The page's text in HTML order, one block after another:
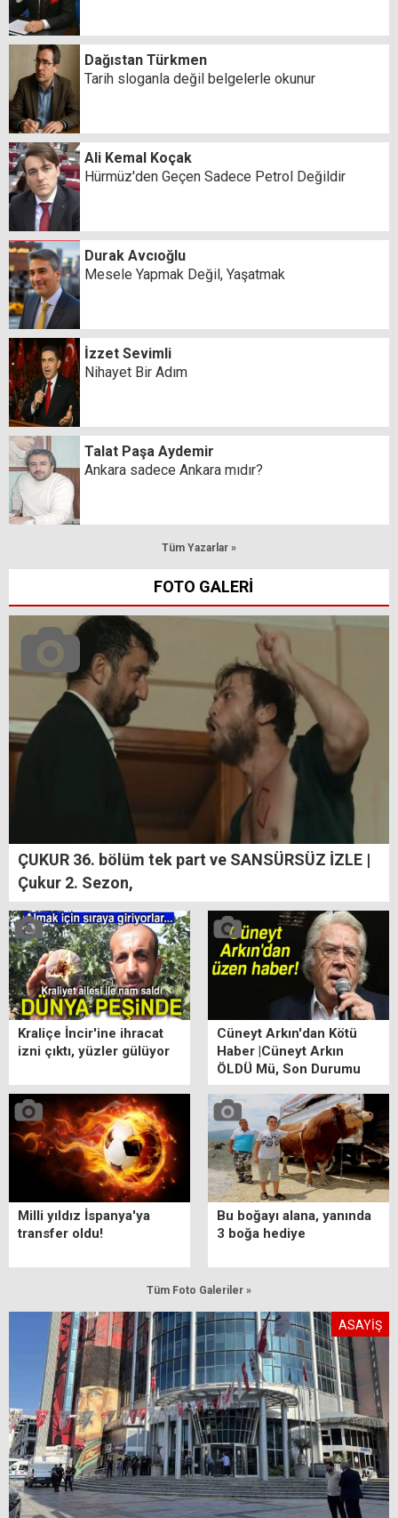
Dağıstan Türkmen
Tarih sloganla değil belgelerle okunur
Ali Kemal Koçak
Hürmüz'den Geçen Sadece Petrol Değildir
Durak Avcıoğlu
Mesele Yapmak Değil, Yaşatmak
İzzet Sevimli
Nihayet Bir Adım
Talat Paşa Aydemir
Ankara sadece Ankara mıdır?
Tüm Yazarlar »
FOTO GALERİ
ÇUKUR 36. bölüm tek part ve SANSÜRSÜZ İZLE |
Çukur 2. Sezon,
Kraliçe İncir'ine ihracat
izni çıktı, yüzler gülüyor
Cüneyt Arkın'dan Kötü
Haber |Cüneyt Arkın
ÖLDÜ Mü, Son Durumu
ne? Cüneyt Arkın Kimdir?
Milli yıldız İspanya'ya
transfer oldu!
Bu boğayı alana, yanında
3 boğa hediye
Tüm Foto Galeriler »
ASAYİŞ